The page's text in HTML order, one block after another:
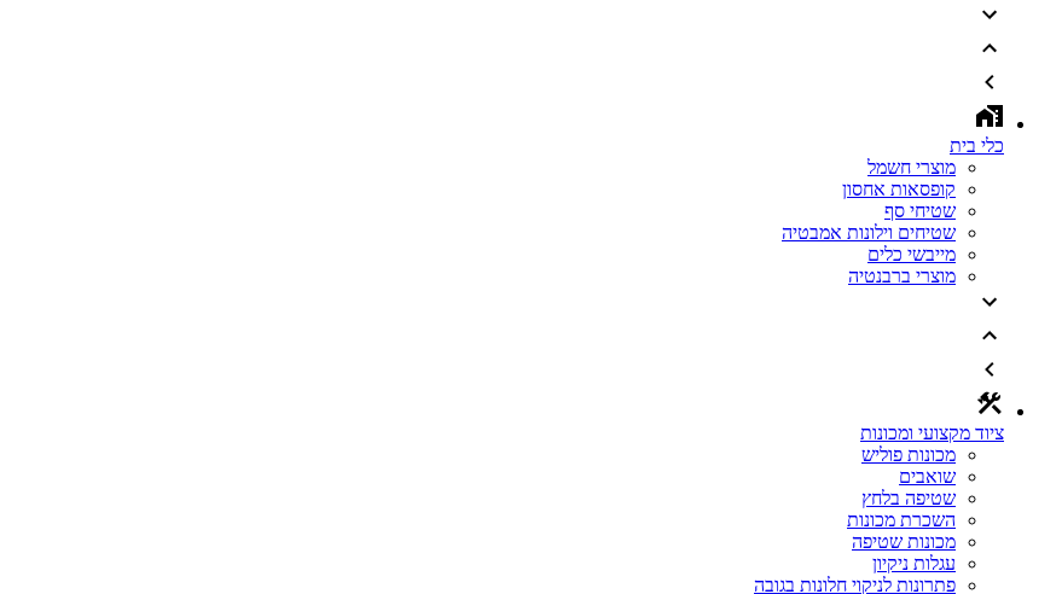
כלי בית
מוצרי חשמל
קופסאות אחסון
שטיחי סף
שטיחים וילונות אמבטיה
מייבשי כלים
מוצרי ברבנטיה
ציוד מקצועי ומכונות
מכונות פוליש
שואבים
שטיפה בלחץ
השכרת מכונות
מכונות שטיפה
עגלות ניקיון
פתרונות לניקוי חלונות בגובה